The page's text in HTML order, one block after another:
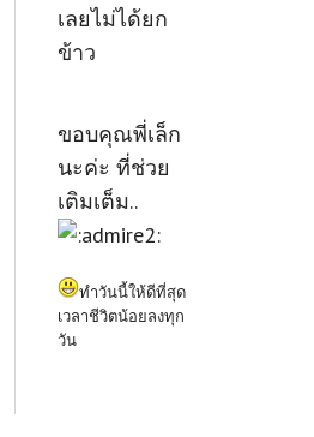
เลยไม่ได้ยก
ข้าว
ขอบคุณพี่เล็ก
นะค่ะ ที่ช่วย
เติมเต็ม..
ทำวันนี้ให้ดีที่สุด
เวลาชีวิตน้อยลงทุก
วัน